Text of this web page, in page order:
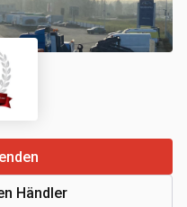
Händler